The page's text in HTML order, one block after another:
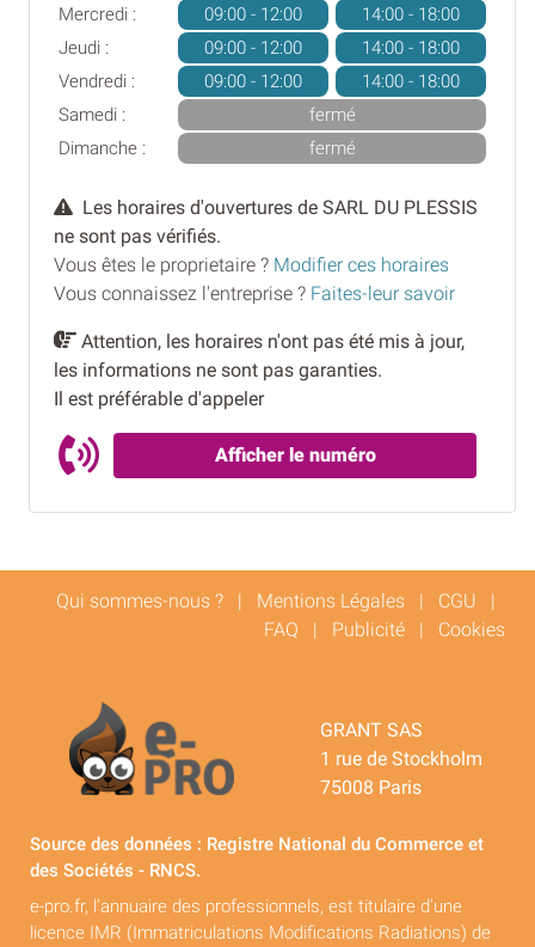
Mercredi :
09:00 - 12:00
14:00 - 18:00
Jeudi :
09:00 - 12:00
14:00 - 18:00
Vendredi :
09:00 - 12:00
14:00 - 18:00
Samedi :
fermé
Dimanche :
fermé
Les horaires d'ouvertures de SARL DU PLESSIS
ne sont pas vérifiés.
Vous êtes le proprietaire ? Modifier ces horaires
Vous connaissez l'entreprise ? Faites-leur savoir
Attention, les horaires n'ont pas été mis à jour,
les informations ne sont pas garanties.
Il est préférable d'appeler
Afficher le numéro
Qui sommes-nous ? | Mentions Légales | CGU |
FAQ | Publicité | Cookies
GRANT SAS
1 rue de Stockholm
75008 Paris
Source des données : Registre National du Commerce et
des Sociétés - RNCS.
e-pro.fr, l'annuaire des professionnels, est titulaire d'une
licence IMR (Immatriculations Modifications Radiations) de